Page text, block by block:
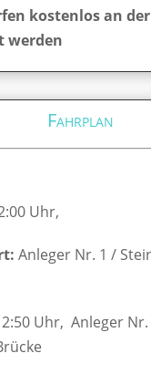
kostenlos an
werden
Fahrplan
Uhr,
Anleger Nr. 1 /
Uhr, Anleger